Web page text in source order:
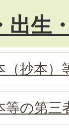
出生
（抄本
等の第